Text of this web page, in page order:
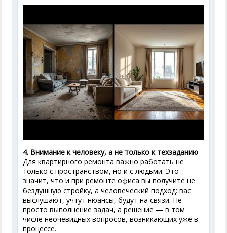
4. Внимание к человеку, а не только к техзаданию
Для квартирного ремонта важно работать не
только с пространством, но и с людьми. Это
значит, что и при ремонте офиса вы получите не
бездушную стройку, а человеческий подход: вас
выслушают, учтут нюансы, будут на связи. Не
просто выполнение задач, а решение — в том
числе неочевидных вопросов, возникающих уже в
процессе.